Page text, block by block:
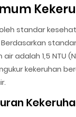
standar
adalah 1,5 NTU
kekeruhan